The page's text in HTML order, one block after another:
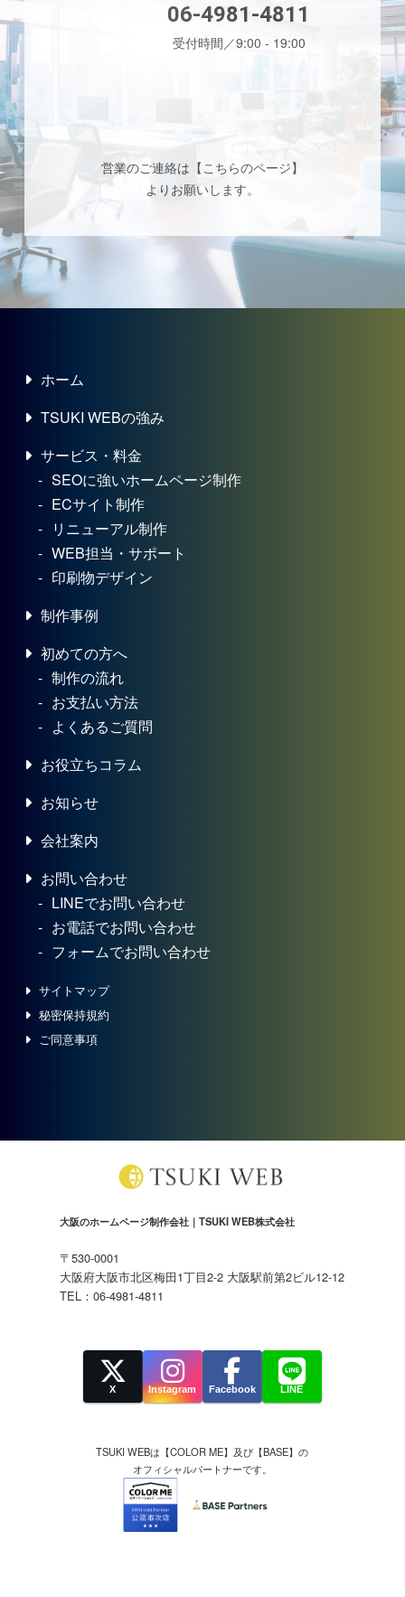
06-4981-4811
受付時間／9:00 - 19:00
営業のご連絡は【こちらのページ】
よりお願いします。
ホーム
TSUKI WEBの強み
サービス・料金
SEOに強いホームページ制作
ECサイト制作
リニューアル制作
WEB担当・サポート
印刷物デザイン
制作事例
初めての方へ
制作の流れ
お支払い方法
よくあるご質問
お役立ちコラム
お知らせ
会社案内
お問い合わせ
LINEでお問い合わせ
お電話でお問い合わせ
フォームでお問い合わせ
サイトマップ
秘密保持規約
ご同意事項
大阪のホームページ制作会社｜TSUKI WEB株式会社
〒530-0001
大阪府大阪市北区梅田1丁目2-2 大阪駅前第2ビル12-12
TEL：06-4981-4811
X Instagram Facebook LINE
TSUKI WEBは【COLOR ME】及び【BASE】の
オフィシャルパートナーです。